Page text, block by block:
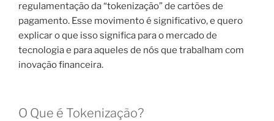
regulamentação da “tokenização” de cartões de
pagamento. Esse movimento é significativo, e quero
explicar o que isso significa para o mercado de
tecnologia e para aqueles de nós que trabalham com
inovação financeira.
O Que é Tokenização?